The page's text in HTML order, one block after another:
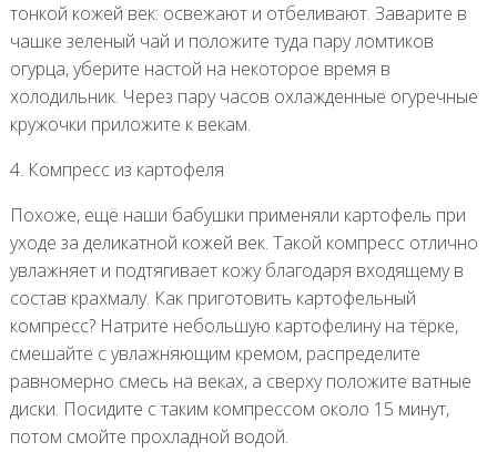
тонкой кожей век: освежают и отбеливают. Заварите в
чашке зеленый чай и положите туда пару ломтиков
огурца, уберите настой на некоторое время в
холодильник. Через пару часов охлажденные огуречные
кружочки приложите к векам.
4. Компресс из картофеля
Похоже, ещё наши бабушки применяли картофель при
уходе за деликатной кожей век. Такой компресс отлично
увлажняет и подтягивает кожу благодаря входящему в
состав крахмалу. Как приготовить картофельный
компресс? Натрите небольшую картофелину на тёрке,
смешайте с увлажняющим кремом, распределите
равномерно смесь на веках, а сверху положите ватные
диски. Посидите с таким компрессом около 15 минут,
потом смойте прохладной водой.